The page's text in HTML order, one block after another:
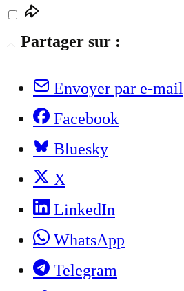
Partager sur :
Envoyer par e-mail
Facebook
Bluesky
X
LinkedIn
WhatsApp
Telegram